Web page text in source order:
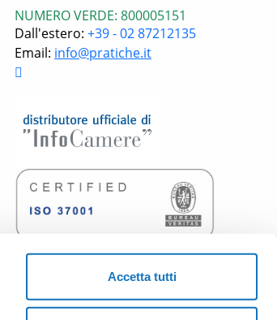
Accetta tutti
NUMERO VERDE: 800005151
dall'estero: +39 - 02 87212135
Email: info@pratiche.it